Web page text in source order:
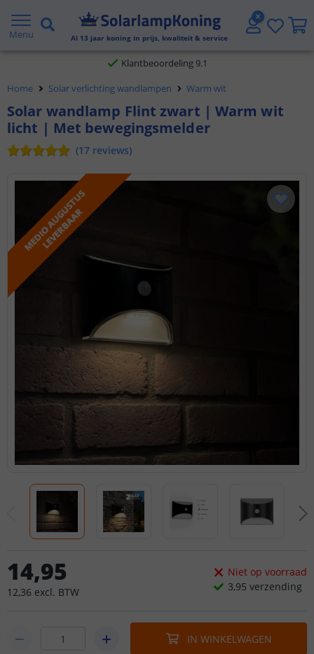
Menu Al 13 jaar koning in prijs, kwaliteit & service
Gratis verzending vanaf € 20,- NL en BE
Klantbeoordeling 9.1
Voor 23:45 uur besteld,morgen in huis
Home Solar verlichting wandlampen Warm wit
Solar wandlamp Flint zwart | Warm wit
licht | Met bewegingsmelder
(17 reviews)
M
E
D
I
O
A
U
G
U
S
T
U
S
L
E
V
E
R
B
A
A
R
14,95
12,36 excl. BTW
Niet op voorraad
3,95 verzending
IN WINKELWAGEN